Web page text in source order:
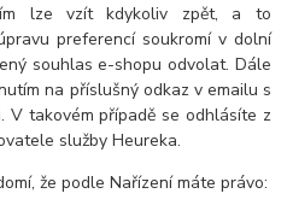
lze vzít kdykoliv zpět, a to
preferencí soukromí v dolní
souhlas e-shopu odvolat. Dále
na příslušný odkaz v emailu s
V takovém případě se odhlásíte z
služby Heureka.
že podle Nařízení máte právo: